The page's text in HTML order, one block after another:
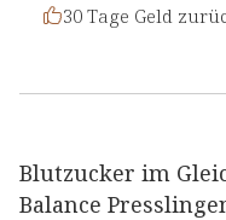
30 Tage Geld
Blutzucker im
Balance